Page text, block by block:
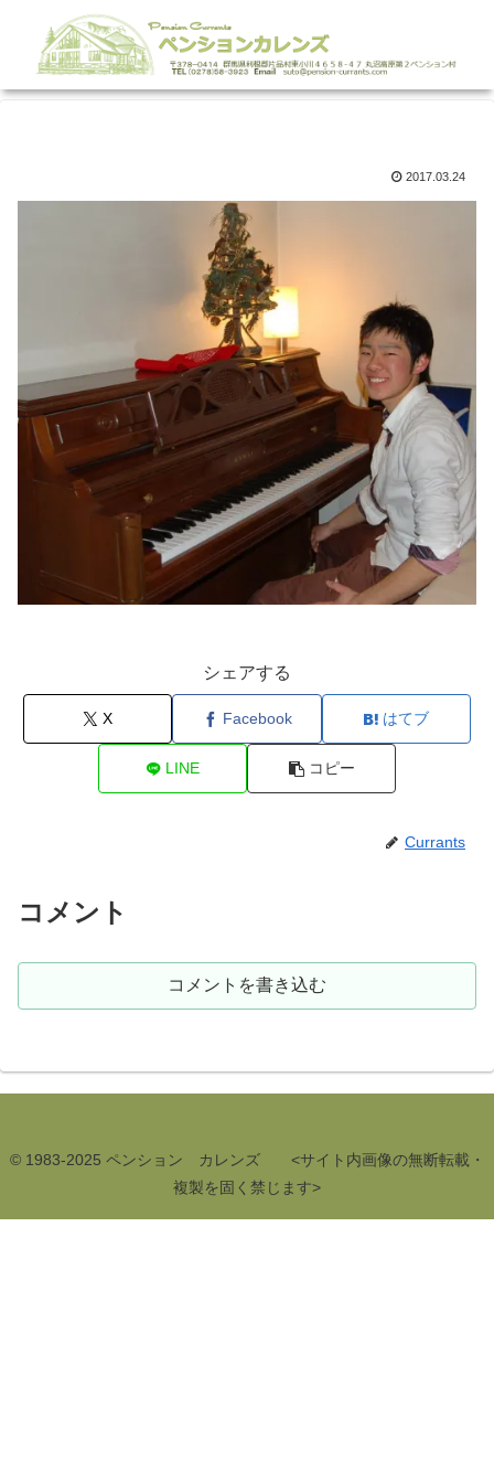
2017.03.24
シェアする
X Facebook はてブ
LINE コピー
Currants
コメント
コメントを書き込む
© 1983-2025 ペンション カレンズ <サイト内画像の無断転載・
複製を固く禁じます>